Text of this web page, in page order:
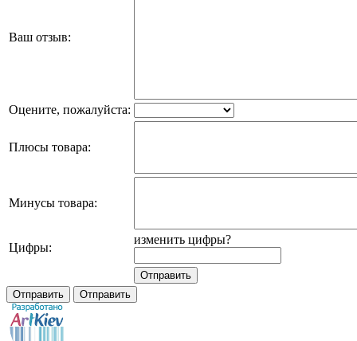
Ваш отзыв:
Оцените, пожалуйста:
Плюсы товара:
Минусы товара:
Цифры:
изменить цифры?